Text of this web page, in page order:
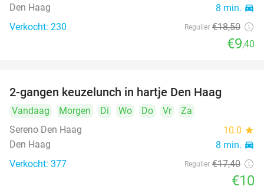
Den Haag 8 min. directions_car
Verkocht: 230 Regulier €18,50
€9,40
2-gangen keuzelunch in hartje Den Haag
Vandaag Morgen Di Wo Do Vr
Za
Sereno Den Haag
10.0 star
Den Haag 8 min. directions_car
Verkocht: 377 Regulier €17,40
€10